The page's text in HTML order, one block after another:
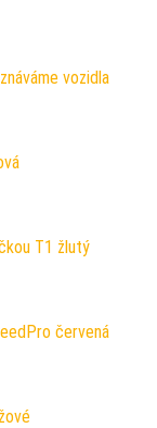
vozidla
T1 žlutý
červená